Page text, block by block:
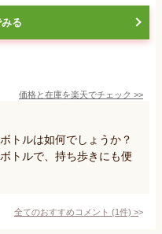
る
価格と在庫を楽天でチェック >>
トルは如何でしょうか？
トルで、持ち歩きにも便
全てのおすすめコメント (1件) >